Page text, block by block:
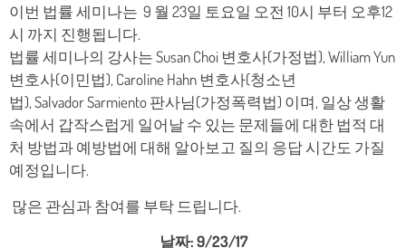
이번 법률 세미나는 9 월 23일 토요일 오전 10시 부터 오후12
시 까지 진행됩니다.
법률 세미나의 강사는 Susan Choi 변호사(가정법), William Yun
변호사(이민법), Caroline Hahn 변호사(청소년
법), SalvadorSarmiento 판사님(가정폭력법) 이며, 일상 생활
속에서 갑작스럽게 일어날 수 있는 문제들에 대한 법적 대
처 방법과 예방법에 대해 알아보고 질의 응답 시간도 가질
예정입니다.
많은 관심과 참여를 부탁 드립니다.
날짜: 9/23/17